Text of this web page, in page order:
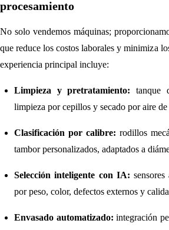
procesamiento
No solo vendemos máquinas;
que reduce los costos laborales y minimiza
experiencia principal incluye:
Limpieza y pretratamiento: tanque
limpieza por cepillos y secado por aire
Clasificación por calibre: rodillos
tambor personalizados, adaptados a
Selección inteligente con IA:
por peso, color, defectos externos y
Envasado automatizado: integración